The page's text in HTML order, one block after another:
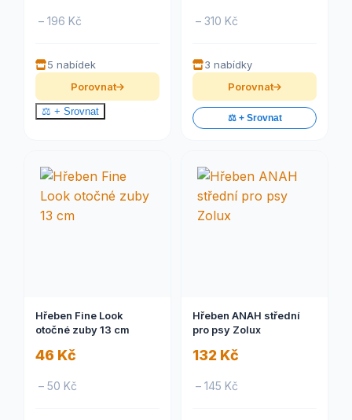
– 196 Kč
5 nabídek
Porovnat
⚖️ + Srovnat
– 310 Kč
3 nabídky
Porovnat
⚖️ + Srovnat
Hřeben Fine Look
otočné zuby 13 cm
46 Kč
– 50 Kč
Hřeben ANAH střední
pro psy Zolux
132 Kč
– 145 Kč